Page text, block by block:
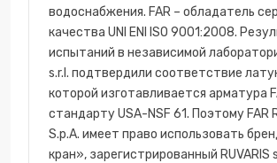
водоснабжения. FAR – обладатель
качества UNI ENI ISO 9001:2008.
испытаний в независимой
s.r.l. подтвердили соответствие
которой изготавливается арматура
стандарту USA-NSF 61. Поэтому FAR
S.p.A. имеет право использовать
кран», зарегистрированный RUVARIS